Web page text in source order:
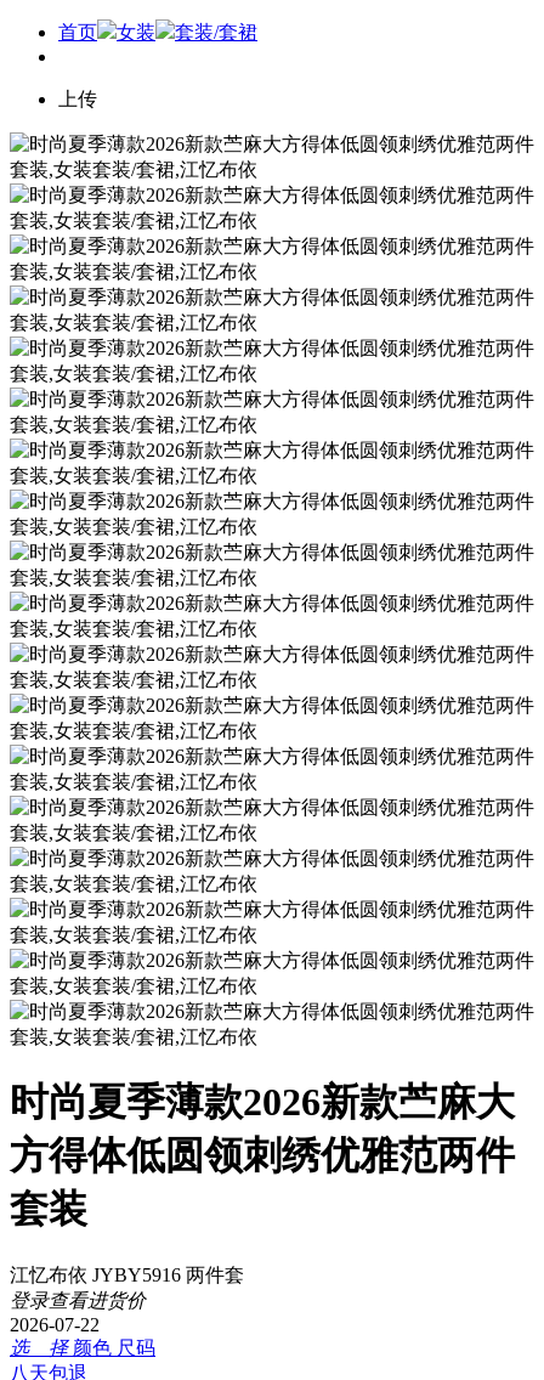
首页 女装 套装/套裙
上传
时尚夏季薄款2026新款苎麻大
方得体低圆领刺绣优雅范两件
套装
江忆布依 JYBY5916 两件套
登录查看进货价
2026-07-22
选 择 颜色 尺码
八天包退